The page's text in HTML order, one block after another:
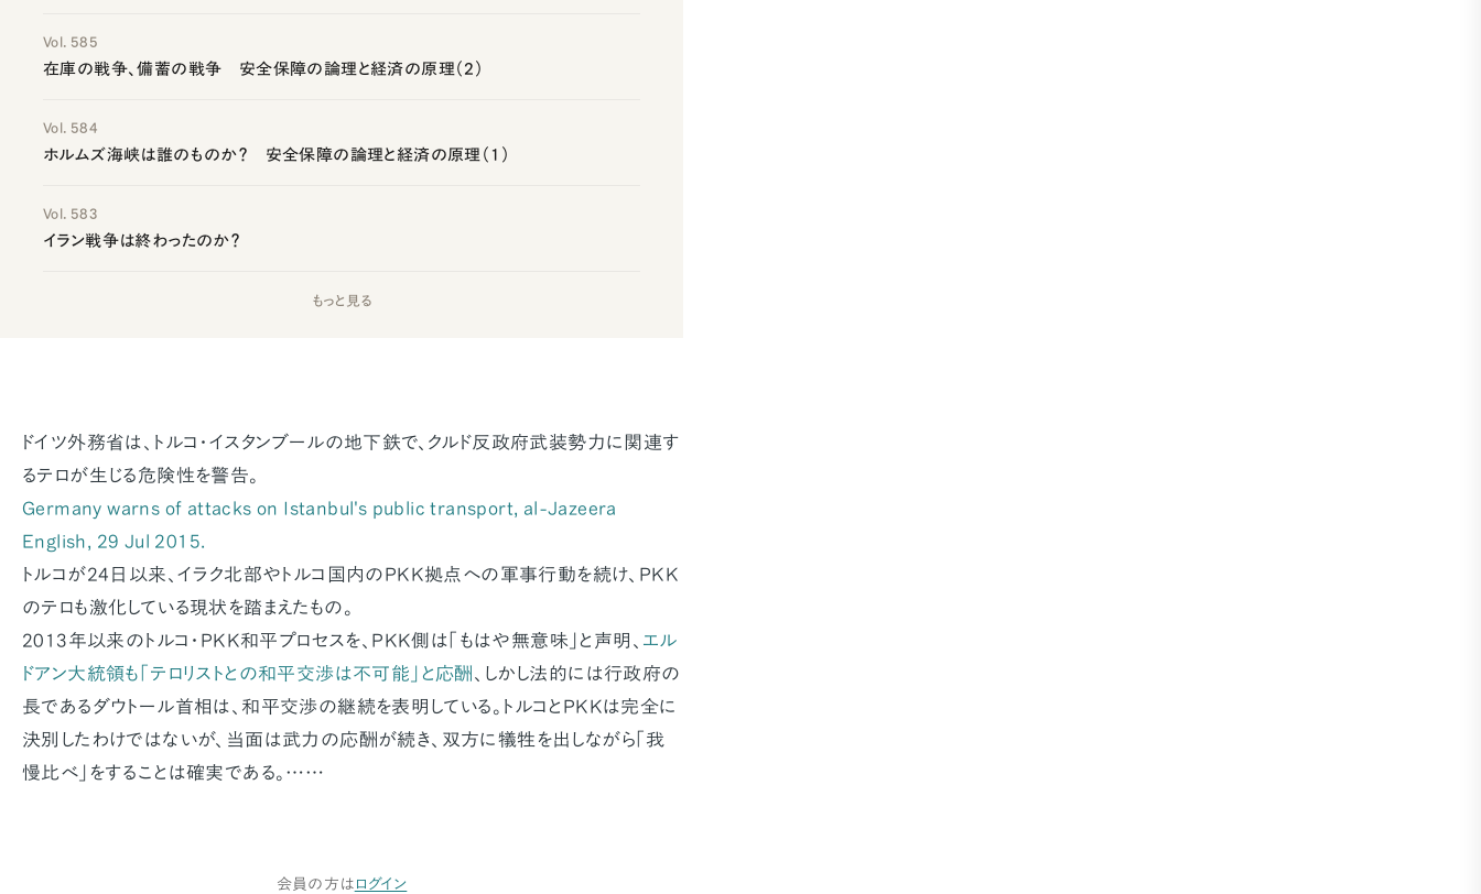
Vol. 585
在庫の戦争、備蓄の戦争 安全保障の論理と経済の原理（2）
Vol. 584
ホルムズ海峡は誰のものか？ 安全保障の論理と経済の原理（1）
Vol. 583
イラン戦争は終わったのか？
もっと見る
ドイツ外務省は、トルコ・イスタンブールの地下鉄で、クルド反政府武装勢力に関連す
るテロが生じる危険性を警告。
Germany warns of attacks on Istanbul's public transport, al-Jazeera
English, 29 Jul 2015.
トルコが24日以来、イラク北部やトルコ国内のPKK拠点への軍事行動を続け、PKK
のテロも激化している現状を踏まえたもの。
2013年以来のトルコ・PKK和平プロセスを、PKK側は「もはや無意味」と声明、 エル
ドアン大統領も「テロリストとの和平交渉は不可能」と応酬 、しかし法的には行政府の
長であるダウトール首相は、和平交渉の継続を表明している。トルコとPKKは完全に
決別したわけではないが、当面は武力の応酬が続き、双方に犠牲を出しながら「我
慢比べ」をすることは確実である。……
会員の方は ログイン